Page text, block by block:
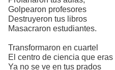
Golpearon profesores
Destruyeron tus libros
Masacraron estudiantes.
Transformaron en cuartel
El centro de ciencia que eras
Ya no se ve en tus prados